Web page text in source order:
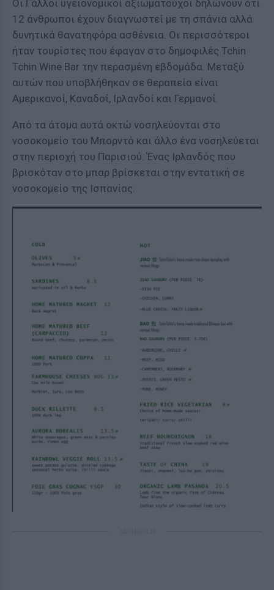
Οι Γάλλοι υγειονομικοί αξιωματούχοι δηλώνουν ότι
12 άνθρωποι έχουν διαγνωστεί με τη σπάνια αλλά
δυνητικά θανατηφόρα ασθένεια. Οι περισσότεροι
ήταν τουρίστες που έφαγαν στο δημοφιλές Tchin
Tchin Wine Bar την περασμένη εβδομάδα. Μεταξύ
αυτών που υποβλήθηκαν σε θεραπεία είναι
Αμερικανοί, Καναδοί, Ιρλανδοί και Γερμανοί.
Από τα άτομα αυτά οκτώ νοσηλεύονται στο
νοσοκομείο του Μπορντό και άλλο ένα νοσηλεύεται
στην περιοχή του Παρισιού. Ένας Ιρλανδός που
βρισκόταν στο μπαρ βρίσκεται στην εντατική σε
νοσοκομείο της Ισπανίας.